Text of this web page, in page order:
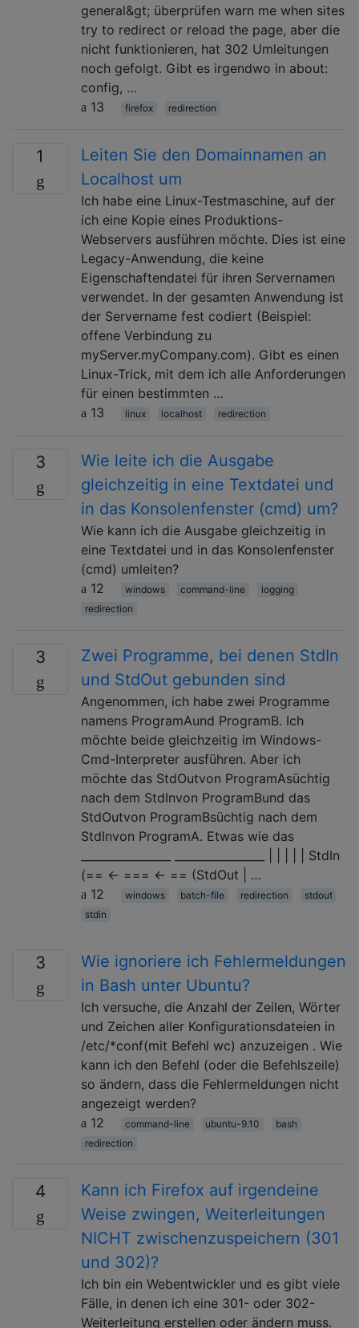
general&gt; überprüfen warn me when sites
try to redirect or reload the page, aber die
nicht funktionieren, hat 302 Umleitungen
noch gefolgt. Gibt es irgendwo in about:
config, …
13
firefox redirection
1
Leiten Sie den Domainnamen an
Localhost um
Ich habe eine Linux-Testmaschine, auf der
ich eine Kopie eines Produktions-
Webservers ausführen möchte. Dies ist eine
Legacy-Anwendung, die keine
Eigenschaftendatei für ihren Servernamen
verwendet. In der gesamten Anwendung ist
der Servername fest codiert (Beispiel:
offene Verbindung zu
myServer.myCompany.com). Gibt es einen
Linux-Trick, mit dem ich alle Anforderungen
für einen bestimmten …
13
linux localhost redirection
3
Wie leite ich die Ausgabe
gleichzeitig in eine Textdatei und
in das Konsolenfenster (cmd) um?
Wie kann ich die Ausgabe gleichzeitig in
eine Textdatei und in das Konsolenfenster
(cmd) umleiten?
12
windows command-line
logging
redirection
3
Zwei Programme, bei denen StdIn
und StdOut gebunden sind
Angenommen, ich habe zwei Programme
namens ProgramAund ProgramB. Ich
möchte beide gleichzeitig im Windows-
Cmd-Interpreter ausführen. Aber ich
möchte das StdOutvon ProgramAsüchtig
nach dem StdInvon ProgramBund das
StdOutvon ProgramBsüchtig nach dem
StdInvon ProgramA. Etwas wie das
________________ ________________ | | | | | StdIn
(== ← === ← == (StdOut | …
12
windows batch-file redirection
stdout
stdin
3
Wie ignoriere ich Fehlermeldungen
in Bash unter Ubuntu?
Ich versuche, die Anzahl der Zeilen, Wörter
und Zeichen aller Konfigurationsdateien in
/etc/*conf(mit Befehl wc) anzuzeigen . Wie
kann ich den Befehl (oder die Befehlszeile)
so ändern, dass die Fehlermeldungen nicht
angezeigt werden?
12
command-line ubuntu-9.10
bash
redirection
4
Kann ich Firefox auf irgendeine
Weise zwingen, Weiterleitungen
NICHT zwischenzuspeichern (301
und 302)?
Ich bin ein Webentwickler und es gibt viele
Fälle, in denen ich eine 301- oder 302-
Weiterleitung erstellen oder ändern muss.